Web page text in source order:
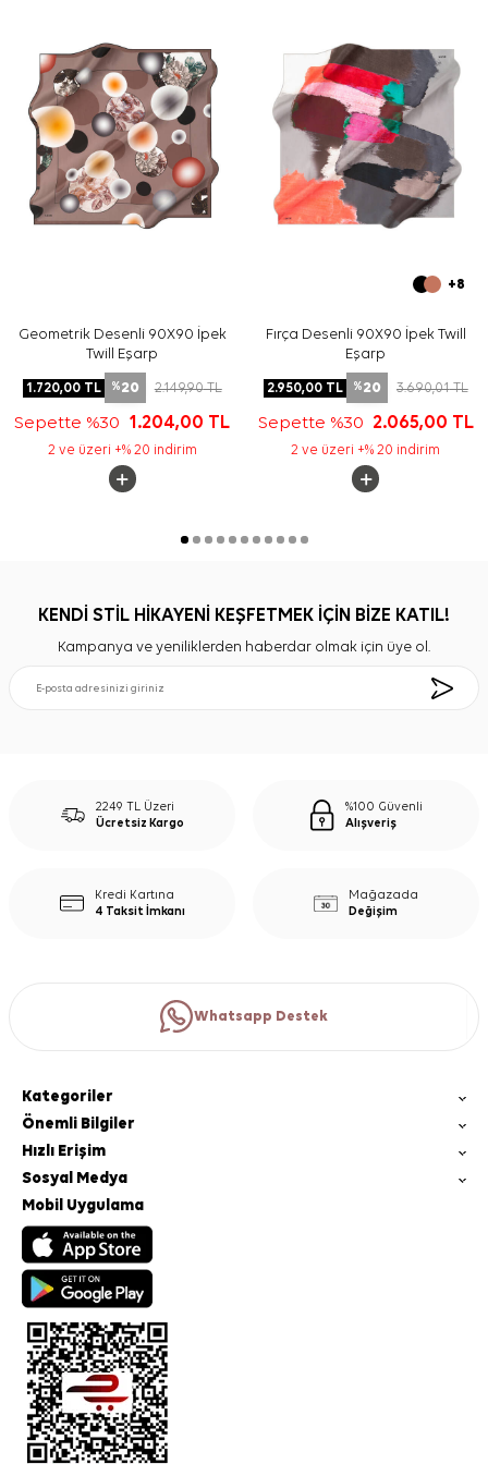
hassas bakım gerektiğinde
Aker İpek Eşarp Şampuanı
tercih edebilirsiniz.
Sıkça Sorulan Sorular
Bu eşarbın ölçüsü nedir?
Ürün hangi kaliteye sahiptir?
Desen ve renk görünümü nasıldır?
Hangi kombinlerle kullanılabilir?
Geometrik Desenli 90X90 İpek
Twill Eşarp
1.720,00TL %20 2.149,90TL
Sepette %30 1.204,00 TL
2 ve üzeri +% 20 indirim
+8
Fırça Desenli 90X90 İpek Twill
Eşarp
2.950,00TL %20 3.690,01TL
Sepette %30 2.065,00 TL
2 ve üzeri +% 20 indirim
KENDİ STİL HİKAYENİ KEŞFETMEK İÇİN BİZE KATIL!
Kampanya ve yeniliklerden haberdar olmak için üye ol.
2249 TL Üzeri
Ücretsiz Kargo
%100 Güvenli
Alışveriş
Kredi Kartına
4 Taksit İmkanı
Mağazada
Değişim
Whatsapp Destek
Kategoriler
Önemli Bilgiler
Hızlı Erişim
Sosyal Medya
Mobil Uygulama